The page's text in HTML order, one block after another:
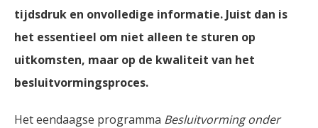
tijdsdruk en onvolledige informatie. Juist dan is
het essentieel om niet alleen te sturen op
uitkomsten, maar op de kwaliteit van het
besluitvormingsproces.
Het eendaagse programma Besluitvorming onder